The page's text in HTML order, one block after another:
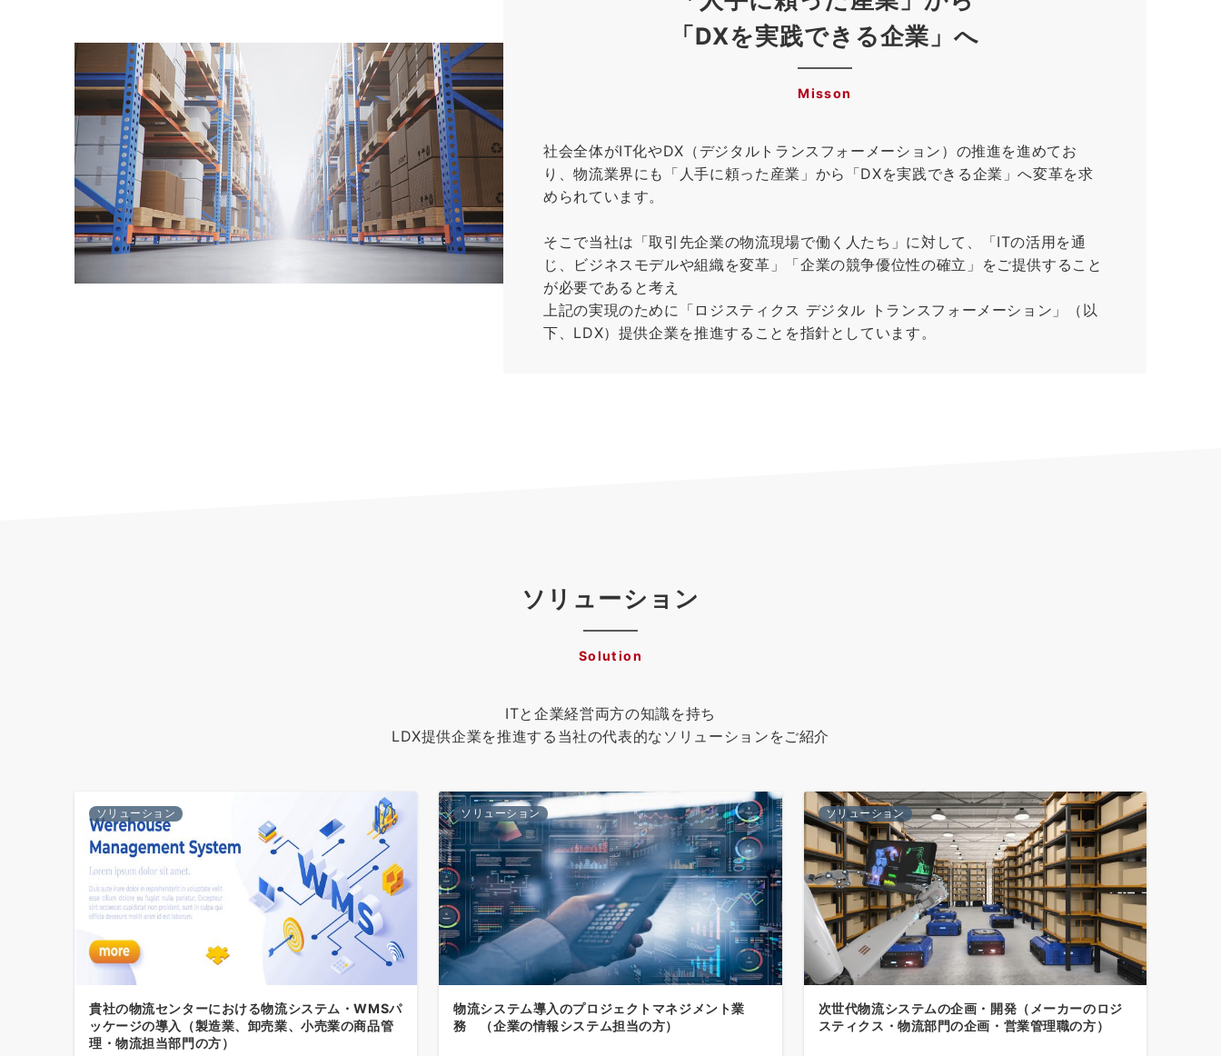
「DXを実践できる企業」へ
Misson
社会全体がIT化やDX（デジタルトランスフォーメーション）の推進を進めてお
り、物流業界にも「人手に頼った産業」から「DXを実践できる企業」へ変革を求
められています。
そこで当社は「取引先企業の物流現場で働く人たち」に対して、「ITの活用を通
じ、ビジネスモデルや組織を変革」「企業の競争優位性の確立」をご提供すること
が必要であると考え
上記の実現のために「ロジスティクス デジタル トランスフォーメーション」（以
下、LDX）提供企業を推進することを指針としています。
ソリューション
Solution
ITと企業経営両方の知識を持ち
LDX提供企業を推進する当社の代表的なソリューションをご紹介
ソリューション
貴社の物流センターにおける物流システム・WMSパ
ッケージの導入（製造業、卸売業、小売業の商品管
理・物流担当部門の方）
ソリューション
物流システム導入のプロジェクトマネジメント業
務 （企業の情報システム担当の方）
ソリューション
次世代物流システムの企画・開発（メーカーのロジ
スティクス・物流部門の企画・営業管理職の方）